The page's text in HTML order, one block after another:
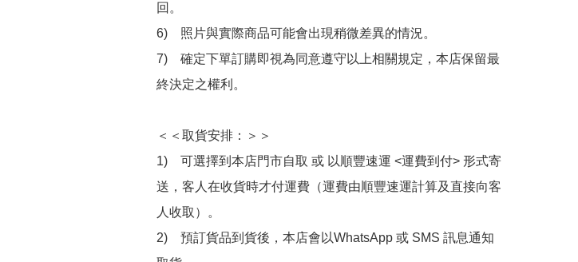
回。
6)　照片與實際商品可能會出現稍微差異的情況。
7)　確定下單訂購即視為同意遵守以上相關規定，本店保留最
終決定之權利。
＜＜取貨安排：＞＞
1)　可選擇到本店門市自取 或 以順豐速運 <運費到付> 形式寄
送，客人在收貨時才付運費（運費由順豐速運計算及直接向客
人收取）。
2)　預訂貨品到貨後，本店會以WhatsApp 或 SMS 訊息通知